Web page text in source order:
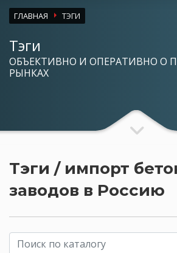
ГЛАВНАЯ ТЭГИ
Тэги
ОБЪЕКТИВНО И ОПЕРАТИВНО О
РЫНКАХ
Тэги / импорт
заводов в Россию